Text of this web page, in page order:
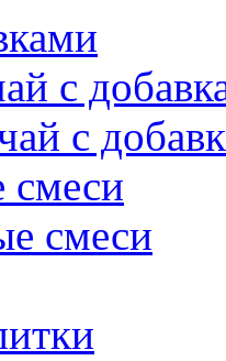
с
с
смеси
смеси